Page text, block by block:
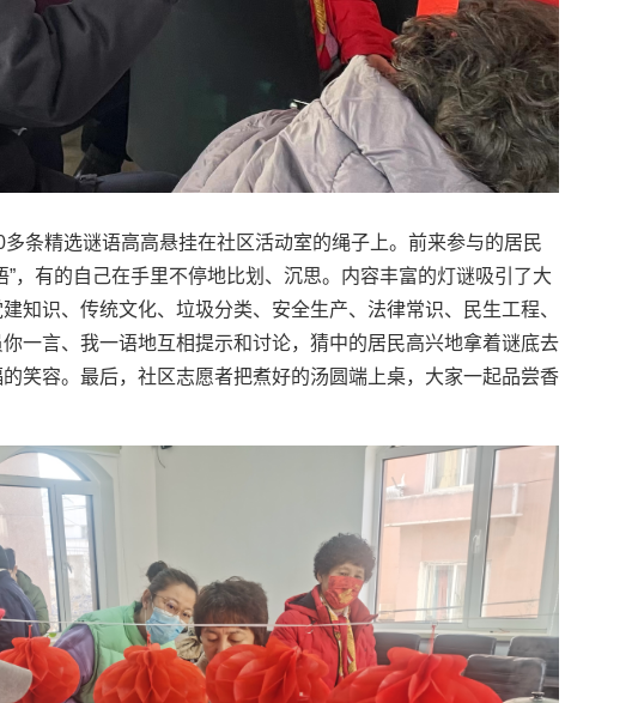
条精选谜语高高悬挂在社区活动室的绳子上。前来参与的居民
”，有的自己在手里不停地比划、沉思。内容丰富的灯谜吸引了大
知识、传统文化、垃圾分类、安全生产、法律常识、民生工程、
一言、我一语地互相提示和讨论，猜中的居民高兴地拿着谜底去
笑容。最后，社区志愿者把煮好的汤圆端上桌，大家一起品尝香